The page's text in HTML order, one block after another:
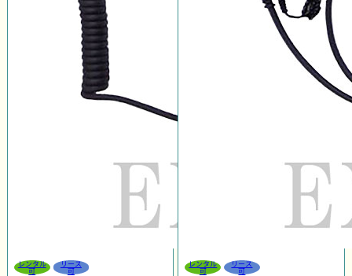
レンタル
可
リース
可
レンタル
可
リース
可